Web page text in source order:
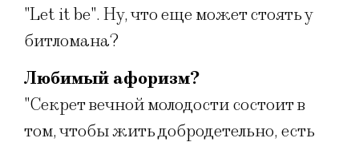
"Let it be". Ну, что еще может стоять у
битломана?
Любимый афоризм?
"Секрет вечной молодости состоит в
том, чтобы жить добродетельно, есть